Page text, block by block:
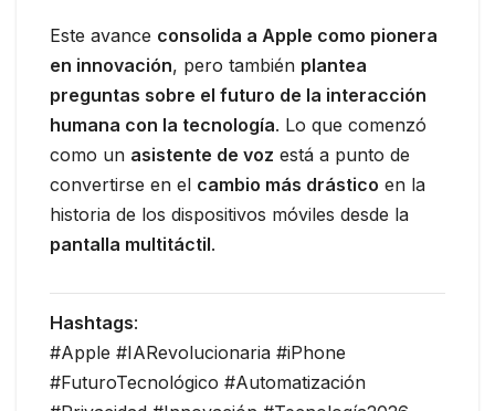
Este avance consolida a Apple como pionera
en innovación, pero también plantea
preguntas sobre el futuro de la interacción
humana con la tecnología. Lo que comenzó
como un asistente de voz está a punto de
convertirse en el cambio más drástico en la
historia de los dispositivos móviles desde la
pantalla multitáctil.
Hashtags:
#Apple #IARevolucionaria #iPhone
#FuturoTecnológico #Automatización